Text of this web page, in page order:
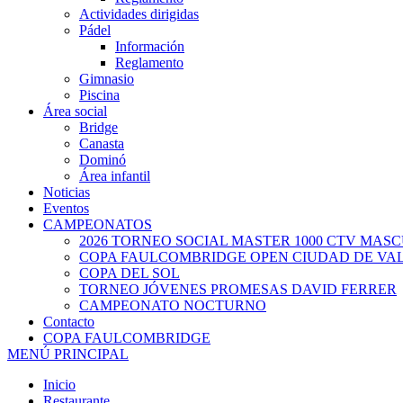
Actividades dirigidas
Pádel
Información
Reglamento
Gimnasio
Piscina
Área social
Bridge
Canasta
Dominó
Área infantil
Noticias
Eventos
CAMPEONATOS
2026 TORNEO SOCIAL MASTER 1000 CTV
COPA FAULCOMBRIDGE OPEN CIUDAD DE
COPA DEL SOL
TORNEO JÓVENES PROMESAS DAVID FERRER
CAMPEONATO NOCTURNO
Contacto
COPA FAULCOMBRIDGE
MENÚ PRINCIPAL
Inicio